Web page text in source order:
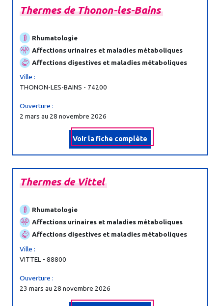
ThermesdeThonon-les-Bains
Rhumatologie
Affections urinaires et maladies métaboliques
Affections digestives et maladies métaboliques
Ville :
THONON-LES-BAINS - 74200
Ouverture :
2 mars au 28 novembre 2026
Voir la fiche complète
ThermesdeVittel
Rhumatologie
Affections urinaires et maladies métaboliques
Affections digestives et maladies métaboliques
Ville :
VITTEL - 88800
Ouverture :
23 mars au 28 novembre 2026